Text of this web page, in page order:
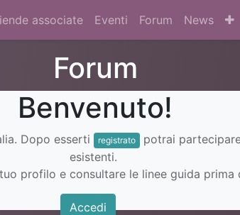
associate Eventi Forum News
Forum
Benvenuto!
Dopo esserti registrato
potrai
esistenti.
profilo e consultare le linee guida prima
Accedi